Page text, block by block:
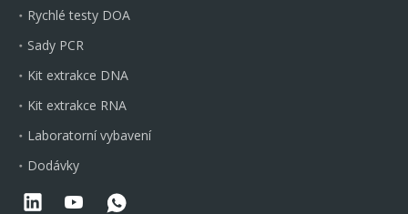
Rychlé testy DOA
Sady PCR
Kit extrakce DNA
Kit extrakce RNA
Laboratorní vybavení
Dodávky